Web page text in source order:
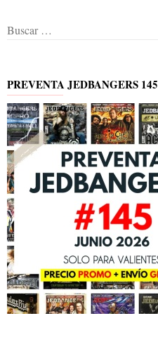
Buscar:
PREVENTA JEDBANGERS 145